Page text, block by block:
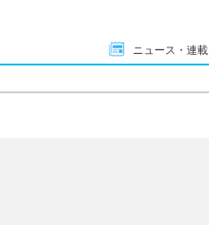
ニュース・連載